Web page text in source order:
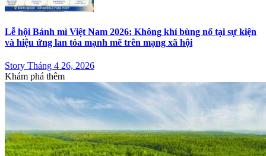
Lễ hội Bánh mì Việt Nam 2026: Không khí bùng nổ tại sự kiện
và hiệu ứng lan tỏa mạnh mẽ trên mạng xã hội
Story Tháng 4 26, 2026
Khám phá thêm